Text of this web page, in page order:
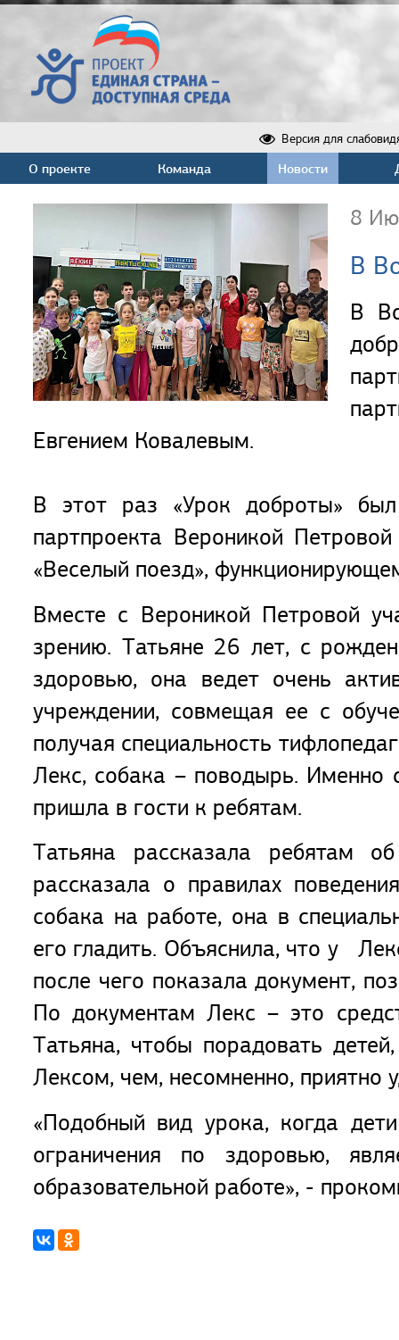
Версия для
О проекте Команда Новости
8
В
В
Евгением Ковалевым.
В этот раз «Урок доброты»
партпроекта Вероникой
«Веселый поезд»,
Вместе с Вероникой Петровой
зрению. Татьяне 26 лет, с
здоровью, она ведет очень
учреждении, совмещая ее с
получая специальность
Лекс, собака – поводырь. Именно
пришла в гости к ребятам.
Татьяна рассказала ребятам
рассказала о правилах
собака на работе, она в
его гладить. Объяснила, что у
после чего показала документ,
По документам Лекс – это
Татьяна, чтобы порадовать
Лексом, чем, несомненно, приятно
«Подобный вид урока, когда
ограничения по здоровью,
образовательной работе», -